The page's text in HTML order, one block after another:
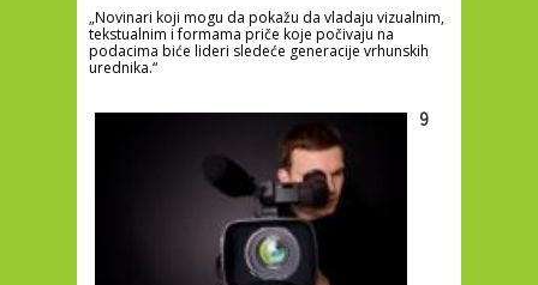
„Novinari koji mogu da pokažu da vladaju vizualnim,
tekstualnim i formama priče koje počivaju na
podacima biće lideri sledeće generacije vrhunskih
urednika.“
9